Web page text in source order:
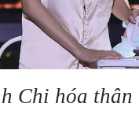
Chi hóa thân